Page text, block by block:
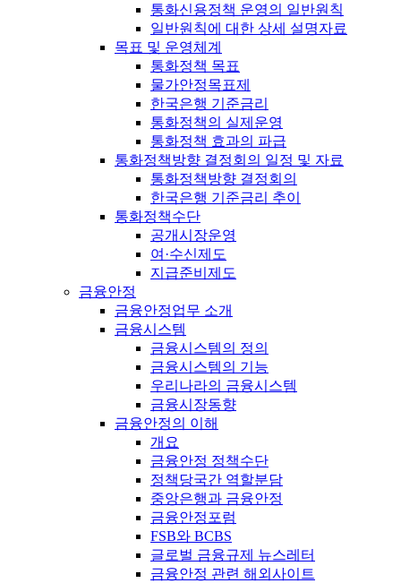
통화신용정책 운영의 일반원칙
일반원칙에 대한 상세 설명자료
목표 및 운영체계
통화정책 목표
물가안정목표제
한국은행 기준금리
통화정책의 실제운영
통화정책 효과의 파급
통화정책방향 결정회의 일정 및 자료
통화정책방향 결정회의
한국은행 기준금리 추이
통화정책수단
공개시장운영
여·수신제도
지급준비제도
금융안정
금융안정업무 소개
금융시스템
금융시스템의 정의
금융시스템의 기능
우리나라의 금융시스템
금융시장동향
금융안정의 이해
개요
금융안정 정책수단
정책당국간 역할분담
중앙은행과 금융안정
금융안정포럼
FSB와 BCBS
글로벌 금융규제 뉴스레터
금융안정 관련 해외사이트